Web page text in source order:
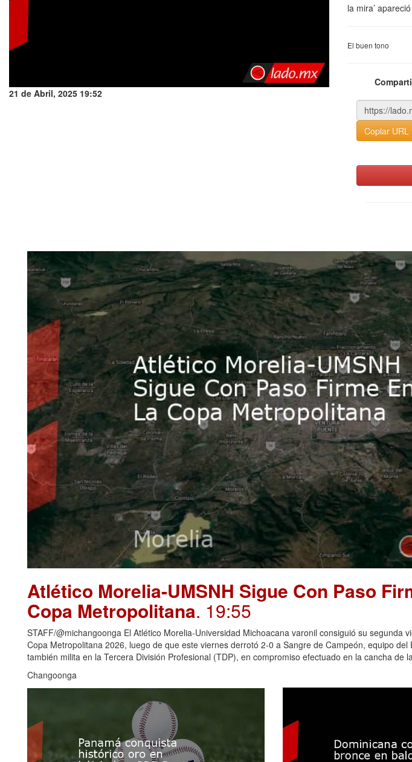
21 de Abril, 2025 19:52
la mira’
El buen tono
Copiar URL
Atlético Morelia-UMSNH Sigue Con Paso
Copa Metropolitana. 19:55
STAFF/@michangoonga El Atlético Morelia-Universidad Michoacana varonil consiguió su segunda
Copa Metropolitana 2026, luego de que este viernes derrotó 2-0 a Sangre de Campeón, equipo del
también milita en la Tercera División Profesional (TDP), en compromiso efectuado en la cancha de
Changoonga